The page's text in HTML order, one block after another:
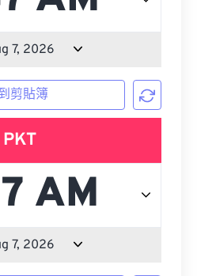
剪貼簿
PKT